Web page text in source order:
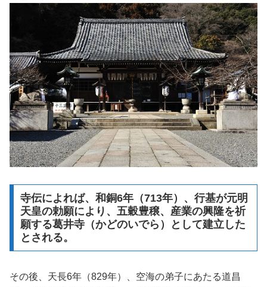
寺伝によれば、和銅6年（713年）、行基が元明
天皇の勅願により、五穀豊穣、産業の興隆を祈
願する葛井寺（かどのいでら）として建立した
とされる。
その後、天長6年（829年）、空海の弟子にあたる道昌